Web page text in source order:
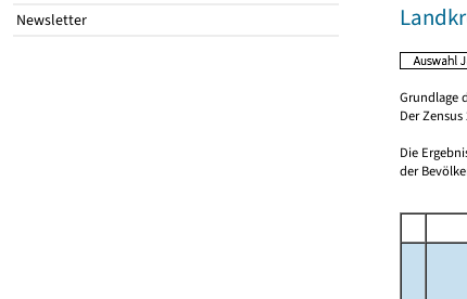
Newsletter
Grundlage
Der
Die
der